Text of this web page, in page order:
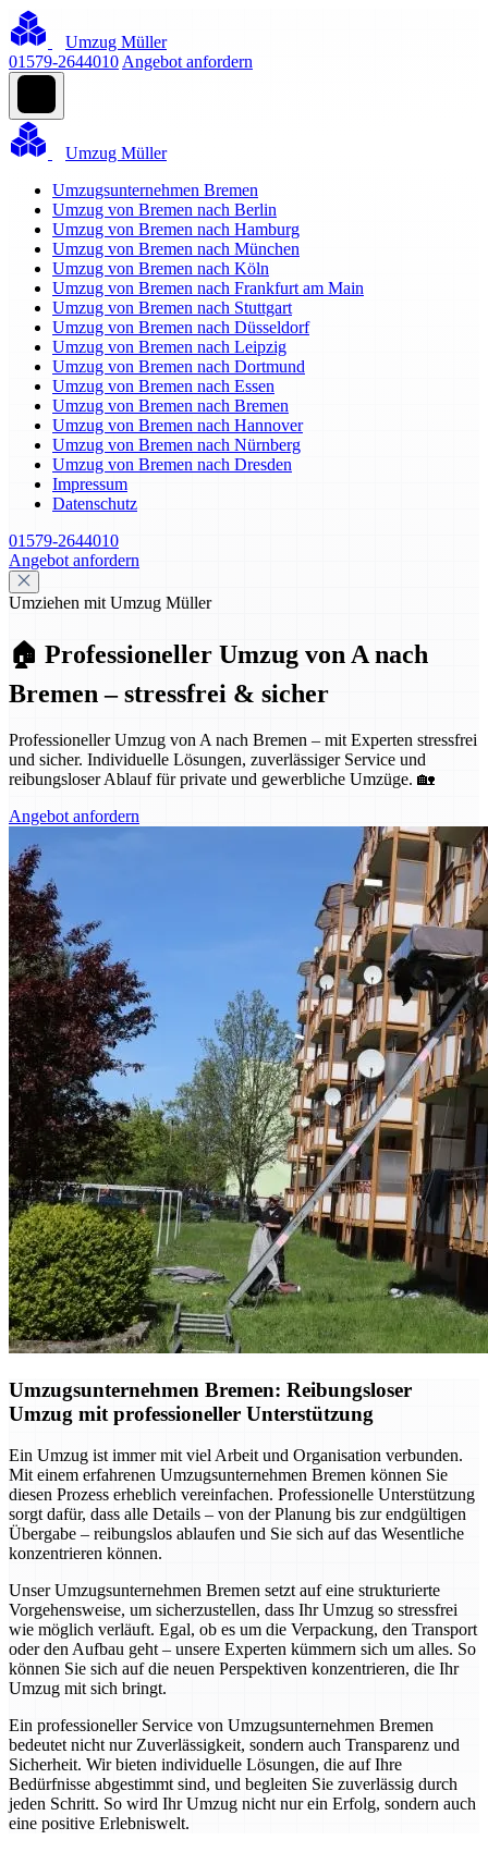
Umzug Müller
01579-2644010 Angebot anfordern
Umzug Müller
Umzugsunternehmen Bremen
Umzug von Bremen nach Berlin
Umzug von Bremen nach Hamburg
Umzug von Bremen nach München
Umzug von Bremen nach Köln
Umzug von Bremen nach Frankfurt am Main
Umzug von Bremen nach Stuttgart
Umzug von Bremen nach Düsseldorf
Umzug von Bremen nach Leipzig
Umzug von Bremen nach Dortmund
Umzug von Bremen nach Essen
Umzug von Bremen nach Bremen
Umzug von Bremen nach Hannover
Umzug von Bremen nach Nürnberg
Umzug von Bremen nach Dresden
Impressum
Datenschutz
01579-2644010
Angebot anfordern
Umziehen mit Umzug Müller
🏠 Professioneller Umzug von A nach
Bremen – stressfrei & sicher
Professioneller Umzug von A nach Bremen – mit Experten stressfrei
und sicher. Individuelle Lösungen, zuverlässiger Service und
reibungsloser Ablauf für private und gewerbliche Umzüge. 🏡
Angebot anfordern
Umzugsunternehmen Bremen: Reibungsloser
Umzug mit professioneller Unterstützung
Ein Umzug ist immer mit viel Arbeit und Organisation verbunden.
Mit einem erfahrenen Umzugsunternehmen Bremen können Sie
diesen Prozess erheblich vereinfachen. Professionelle Unterstützung
sorgt dafür, dass alle Details – von der Planung bis zur endgültigen
Übergabe – reibungslos ablaufen und Sie sich auf das Wesentliche
konzentrieren können.
Unser Umzugsunternehmen Bremen setzt auf eine strukturierte
Vorgehensweise, um sicherzustellen, dass Ihr Umzug so stressfrei
wie möglich verläuft. Egal, ob es um die Verpackung, den Transport
oder den Aufbau geht – unsere Experten kümmern sich um alles. So
können Sie sich auf die neuen Perspektiven konzentrieren, die Ihr
Umzug mit sich bringt.
Ein professioneller Service von Umzugsunternehmen Bremen
bedeutet nicht nur Zuverlässigkeit, sondern auch Transparenz und
Sicherheit. Wir bieten individuelle Lösungen, die auf Ihre
Bedürfnisse abgestimmt sind, und begleiten Sie zuverlässig durch
jeden Schritt. So wird Ihr Umzug nicht nur ein Erfolg, sondern auch
eine positive Erlebniswelt.